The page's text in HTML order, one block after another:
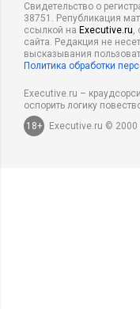
Свидетельство о
38751. Републикация
ссылкой на Executive.ru,
сайта. Редакция не
высказывания
Политика обработки
Executive.ru –
оспорить логику
18+
Executive.ru © 2000